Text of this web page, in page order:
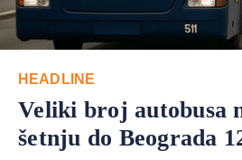
HEADLINE
Veliki broj autobusa
šetnju do Beograda